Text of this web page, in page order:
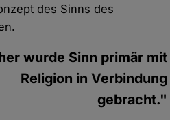
des Sinns des
wurde Sinn primär mit
Religion in Verbindung
gebracht."